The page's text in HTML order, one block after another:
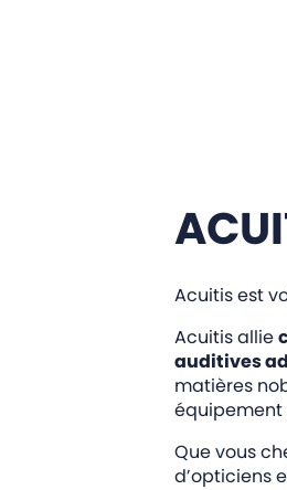
Acuitis est
Acuitis allie
auditives
matières
équipement
Que vous
d’opticiens